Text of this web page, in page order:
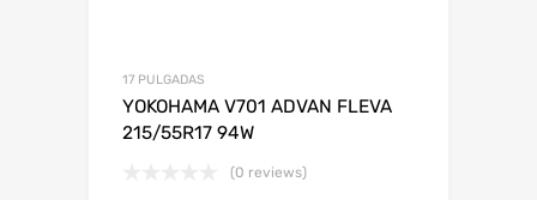
17 PULGADAS
YOKOHAMA V701 ADVAN FLEVA
215/55R17 94W
(0 reviews)